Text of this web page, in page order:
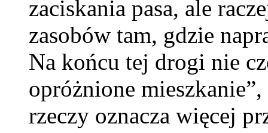
zaciskania pasa, ale
zasobów tam, gdzie
Na końcu tej drogi nie
opróżnione
rzeczy oznacza więcej